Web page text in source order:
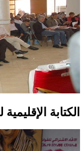
الكتابة